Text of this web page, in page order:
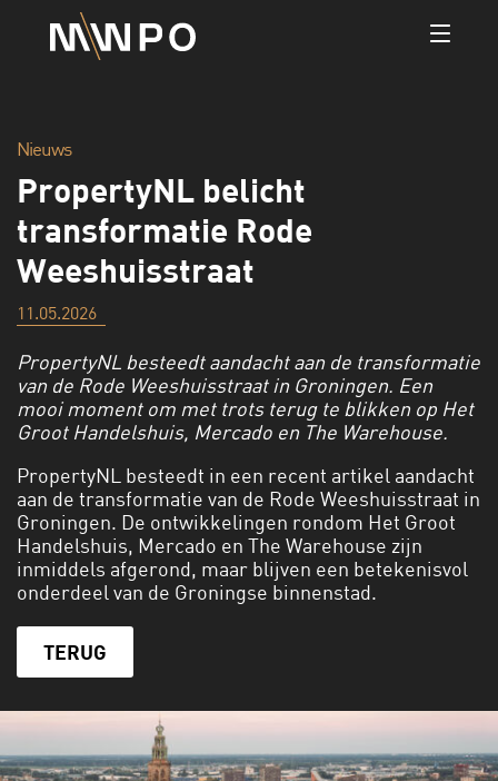
Nieuws
PropertyNL belicht
transformatie Rode
Weeshuisstraat
11.05.2026
PropertyNL besteedt aandacht aan de transformatie
van de Rode Weeshuisstraat in Groningen. Een
mooi moment om met trots terug te blikken op Het
Groot Handelshuis, Mercado en The Warehouse.
PropertyNL besteedt in een recent artikel aandacht
aan de transformatie van de Rode Weeshuisstraat in
Groningen. De ontwikkelingen rondom Het Groot
Handelshuis, Mercado en The Warehouse zijn
inmiddels afgerond, maar blijven een betekenisvol
onderdeel van de Groningse binnenstad.
TERUG